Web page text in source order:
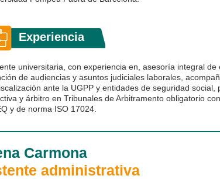
Experiencia
universitaria, con experiencia en, asesoría integral de
de audiencias y asuntos judiciales laborales,
ante la UGPP y entidades de seguridad social,
y árbitro en Tribunales de Arbitramento obligatorio
y de norma ISO 17024.
Carmona
administrativa